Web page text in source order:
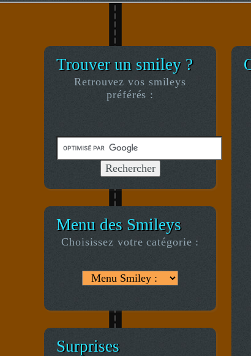
Trouver un smiley ?
Retrouvez vos smileys
préférés :
Menu des Smileys
Choisissez votre catégorie :
Surprises